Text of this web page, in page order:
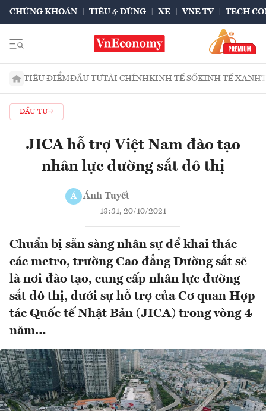
CHỨNG KHOÁN TIÊU & DÙNG XE VNE TV TECH
TIÊU ĐIỂMĐẦU TƯTÀI CHÍNHKINH TẾ SỐKINH TẾ XANH
ĐẦU TƯ
JICA hỗ trợ Việt Nam đào tạo
nhân lực đường sắt đô thị
Á Ánh Tuyết
13:31, 20/10/2021
Chuẩn bị sẵn sàng nhân sự để khai thác
các metro, trường Cao đẳng Đường sắt sẽ
là nơi đào tạo, cung cấp nhân lực đường
sắt đô thị, dưới sự hỗ trợ của Cơ quan Hợp
tác Quốc tế Nhật Bản (JICA) trong vòng 4
năm…